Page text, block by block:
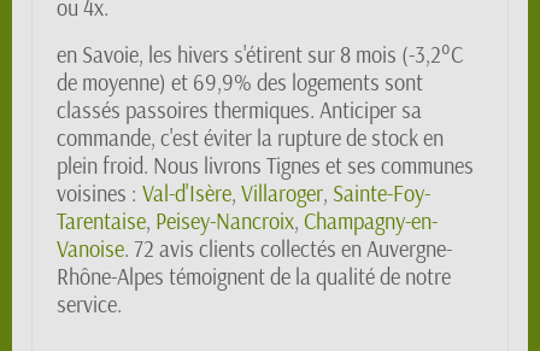
ou 4x.
en Savoie, les hivers s'étirent sur 8 mois (-3,2°C
de moyenne) et 69,9% des logements sont
classés passoires thermiques. Anticiper sa
commande, c'est éviter la rupture de stock en
plein froid. Nous livrons Tignes et ses communes
voisines : Val-d'Isère, Villaroger, Sainte-Foy-
Tarentaise, Peisey-Nancroix, Champagny-en-
Vanoise. 72 avis clients collectés en Auvergne-
Rhône-Alpes témoignent de la qualité de notre
service.